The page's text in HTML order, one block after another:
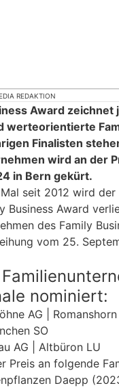
REDAKTION
Award
werteorientierte
Finalisten
wird an der
in Bern gekürt.
seit 2012 wird
Business Award
des Family
vom 25.
nominiert:
AG | Romanshorn
SO
AG | Altbüron LU
Preis an folgende
Daepp